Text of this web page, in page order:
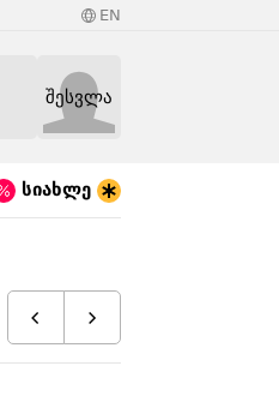
EN
შესვლა
სიახლე